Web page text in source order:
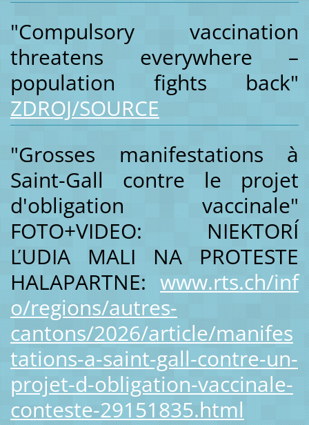
"Compulsory vaccination
threatens everywhere –
population fights back"
ZDROJ/SOURCE
"Grosses manifestations à
Saint-Gall contre le projet
d'obligation vaccinale"
FOTO+VIDEO: NIEKTORÍ
ĽUDIA MALI NA PROTESTE
HALAPARTNE:www.rts.ch/inf
o/regions/autres-
cantons/2026/article/manifes
tations-a-saint-gall-contre-un-
projet-d-obligation-vaccinale-
conteste-29151835.html